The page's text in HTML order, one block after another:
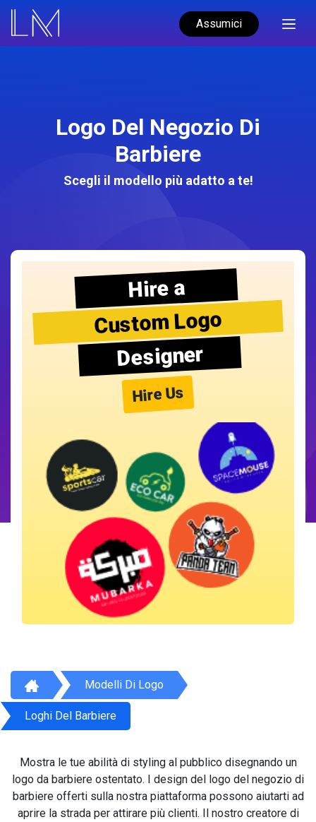
Assumici
Logo Del Negozio Di
Barbiere
Scegli il modello più adatto a te!
Hire a
Custom Logo
Designer
Hire Us
Modelli Di Logo
Loghi Del Barbiere
Mostra le tue abilità di styling al pubblico disegnando un
logo da barbiere ostentato. I design del logo del negozio di
barbiere offerti sulla nostra piattaforma possono aiutarti ad
aprire la strada per attirare più clienti. Il nostro creatore di